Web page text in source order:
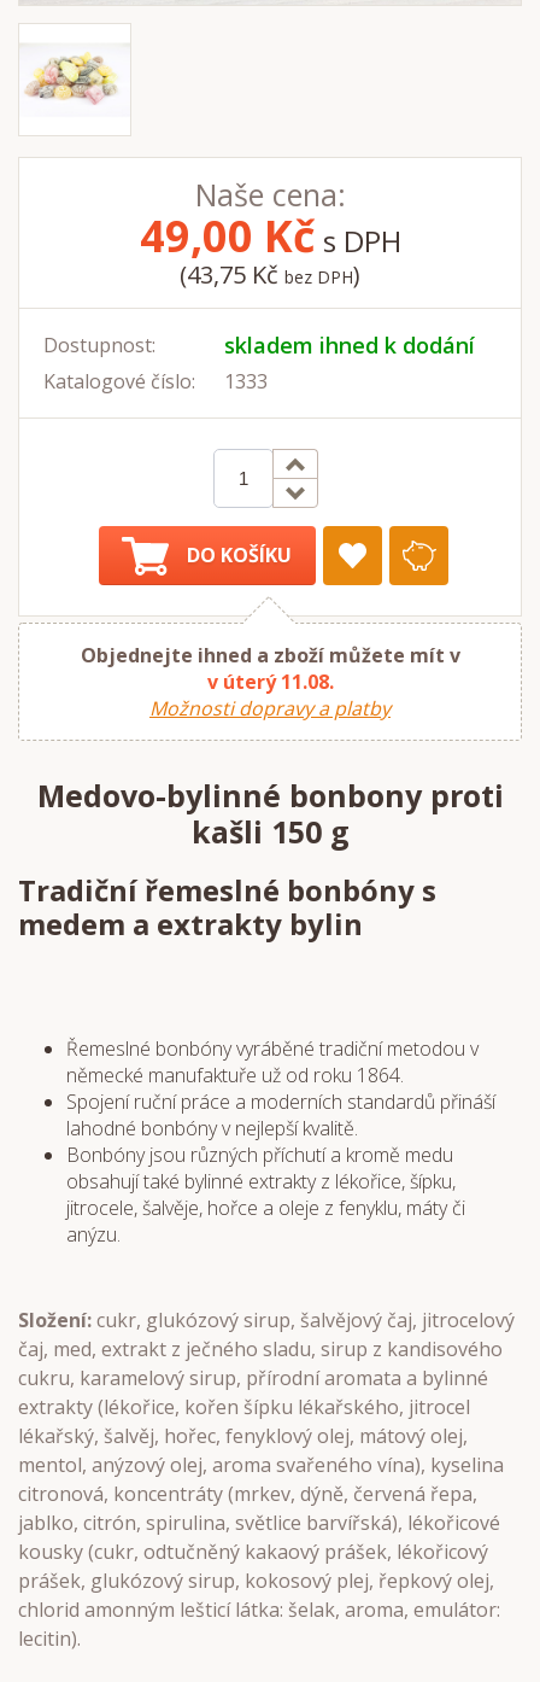
Naše cena:
49,00 Kč s DPH
(43,75 Kč bez DPH)
Dostupnost: skladem ihned k dodání
Katalogové číslo: 1333
DO KOŠÍKU
Objednejte ihned a zboží můžete mít v
v úterý 11.08.
Možnosti dopravy a platby
Medovo-bylinné bonbony proti
kašli 150 g
Tradiční řemeslné bonbóny s
medem a extrakty bylin
Řemeslné bonbóny vyráběné tradiční metodou v
německé manufaktuře už od roku 1864.
Spojení ruční práce a moderních standardů přináší
lahodné bonbóny v nejlepší kvalitě.
Bonbóny jsou různých příchutí a kromě medu
obsahují také bylinné extrakty z lékořice, šípku,
jitrocele, šalvěje, hořce a oleje z fenyklu, máty či
anýzu.
Složení:cukr, glukózový sirup, šalvějový čaj, jitrocelový
čaj, med, extrakt z ječného sladu, sirup z kandisového
cukru, karamelový sirup, přírodní aromata a bylinné
extrakty (lékořice, kořen šípku lékařského, jitrocel
lékařský, šalvěj, hořec, fenyklový olej, mátový olej,
mentol, anýzový olej, aroma svařeného vína), kyselina
citronová, koncentráty (mrkev, dýně, červená řepa,
jablko, citrón, spirulina, světlice barvířská), lékořicové
kousky (cukr, odtučněný kakaový prášek, lékořicový
prášek, glukózový sirup, kokosový plej, řepkový olej,
chlorid amonným lešticí látka: šelak, aroma, emulátor:
lecitin).